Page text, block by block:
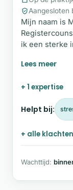
Aangesloten
Mijn naam is
ik een sterke
hun leven
hbo-niveau.
tegen
+ 1 expertise
Helpt bij:
+ alle klachten
Wachttijd: